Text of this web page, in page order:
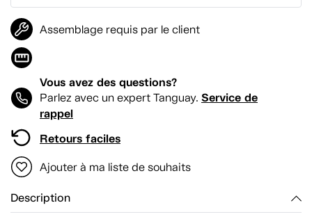
Assemblage requis par le client
Vous avez des questions?
Parlez avec un expert Tanguay. Service de
rappel
Retours faciles
Ajouter à ma liste de souhaits
Description